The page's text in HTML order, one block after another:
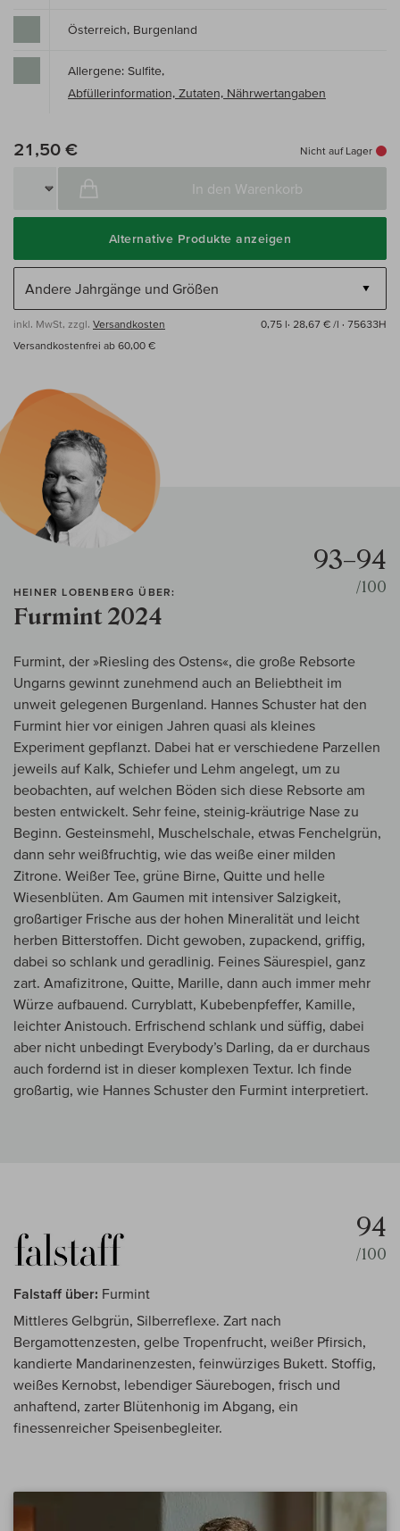
Österreich, Burgenland
Allergene: Sulfite,
Abfüllerinformation, Zutaten, Nährwertangaben
21,50 € Nicht auf Lager
In den Warenkorb
Alternative Produkte anzeigen
inkl. MwSt, zzgl. Versandkosten 0,75 l· 28,67 € /l · 75633H
Versandkostenfrei ab 60,00 €
HEINER LOBENBERG ÜBER:
Furmint 2024
93–94
/100
Furmint, der »Riesling des Ostens«, die große Rebsorte
Ungarns gewinnt zunehmend auch an Beliebtheit im
unweit gelegenen Burgenland. Hannes Schuster hat den
Furmint hier vor einigen Jahren quasi als kleines
Experiment gepflanzt. Dabei hat er verschiedene Parzellen
jeweils auf Kalk, Schiefer und Lehm angelegt, um zu
beobachten, auf welchen Böden sich diese Rebsorte am
besten entwickelt. Sehr feine, steinig-kräutrige Nase zu
Beginn. Gesteinsmehl, Muschelschale, etwas Fenchelgrün,
dann sehr weißfruchtig, wie das weiße einer milden
Zitrone. Weißer Tee, grüne Birne, Quitte und helle
Wiesenblüten. Am Gaumen mit intensiver Salzigkeit,
großartiger Frische aus der hohen Mineralität und leicht
herben Bitterstoffen. Dicht gewoben, zupackend, griffig,
dabei so schlank und geradlinig. Feines Säurespiel, ganz
zart. Amafizitrone, Quitte, Marille, dann auch immer mehr
Würze aufbauend. Curryblatt, Kubebenpfeffer, Kamille,
leichter Anistouch. Erfrischend schlank und süffig, dabei
aber nicht unbedingt Everybody’s Darling, da er durchaus
auch fordernd ist in dieser komplexen Textur. Ich finde
großartig, wie Hannes Schuster den Furmint interpretiert.
94
/100
Falstaff über: Furmint
Mittleres Gelbgrün, Silberreflexe. Zart nach
Bergamottenzesten, gelbe Tropenfrucht, weißer Pfirsich,
kandierte Mandarinenzesten, feinwürziges Bukett. Stoffig,
weißes Kernobst, lebendiger Säurebogen, frisch und
anhaftend, zarter Blütenhonig im Abgang, ein
finessenreicher Speisenbegleiter.